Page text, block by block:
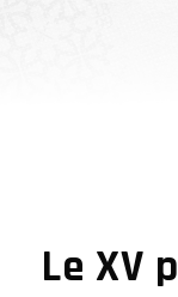
Le XV